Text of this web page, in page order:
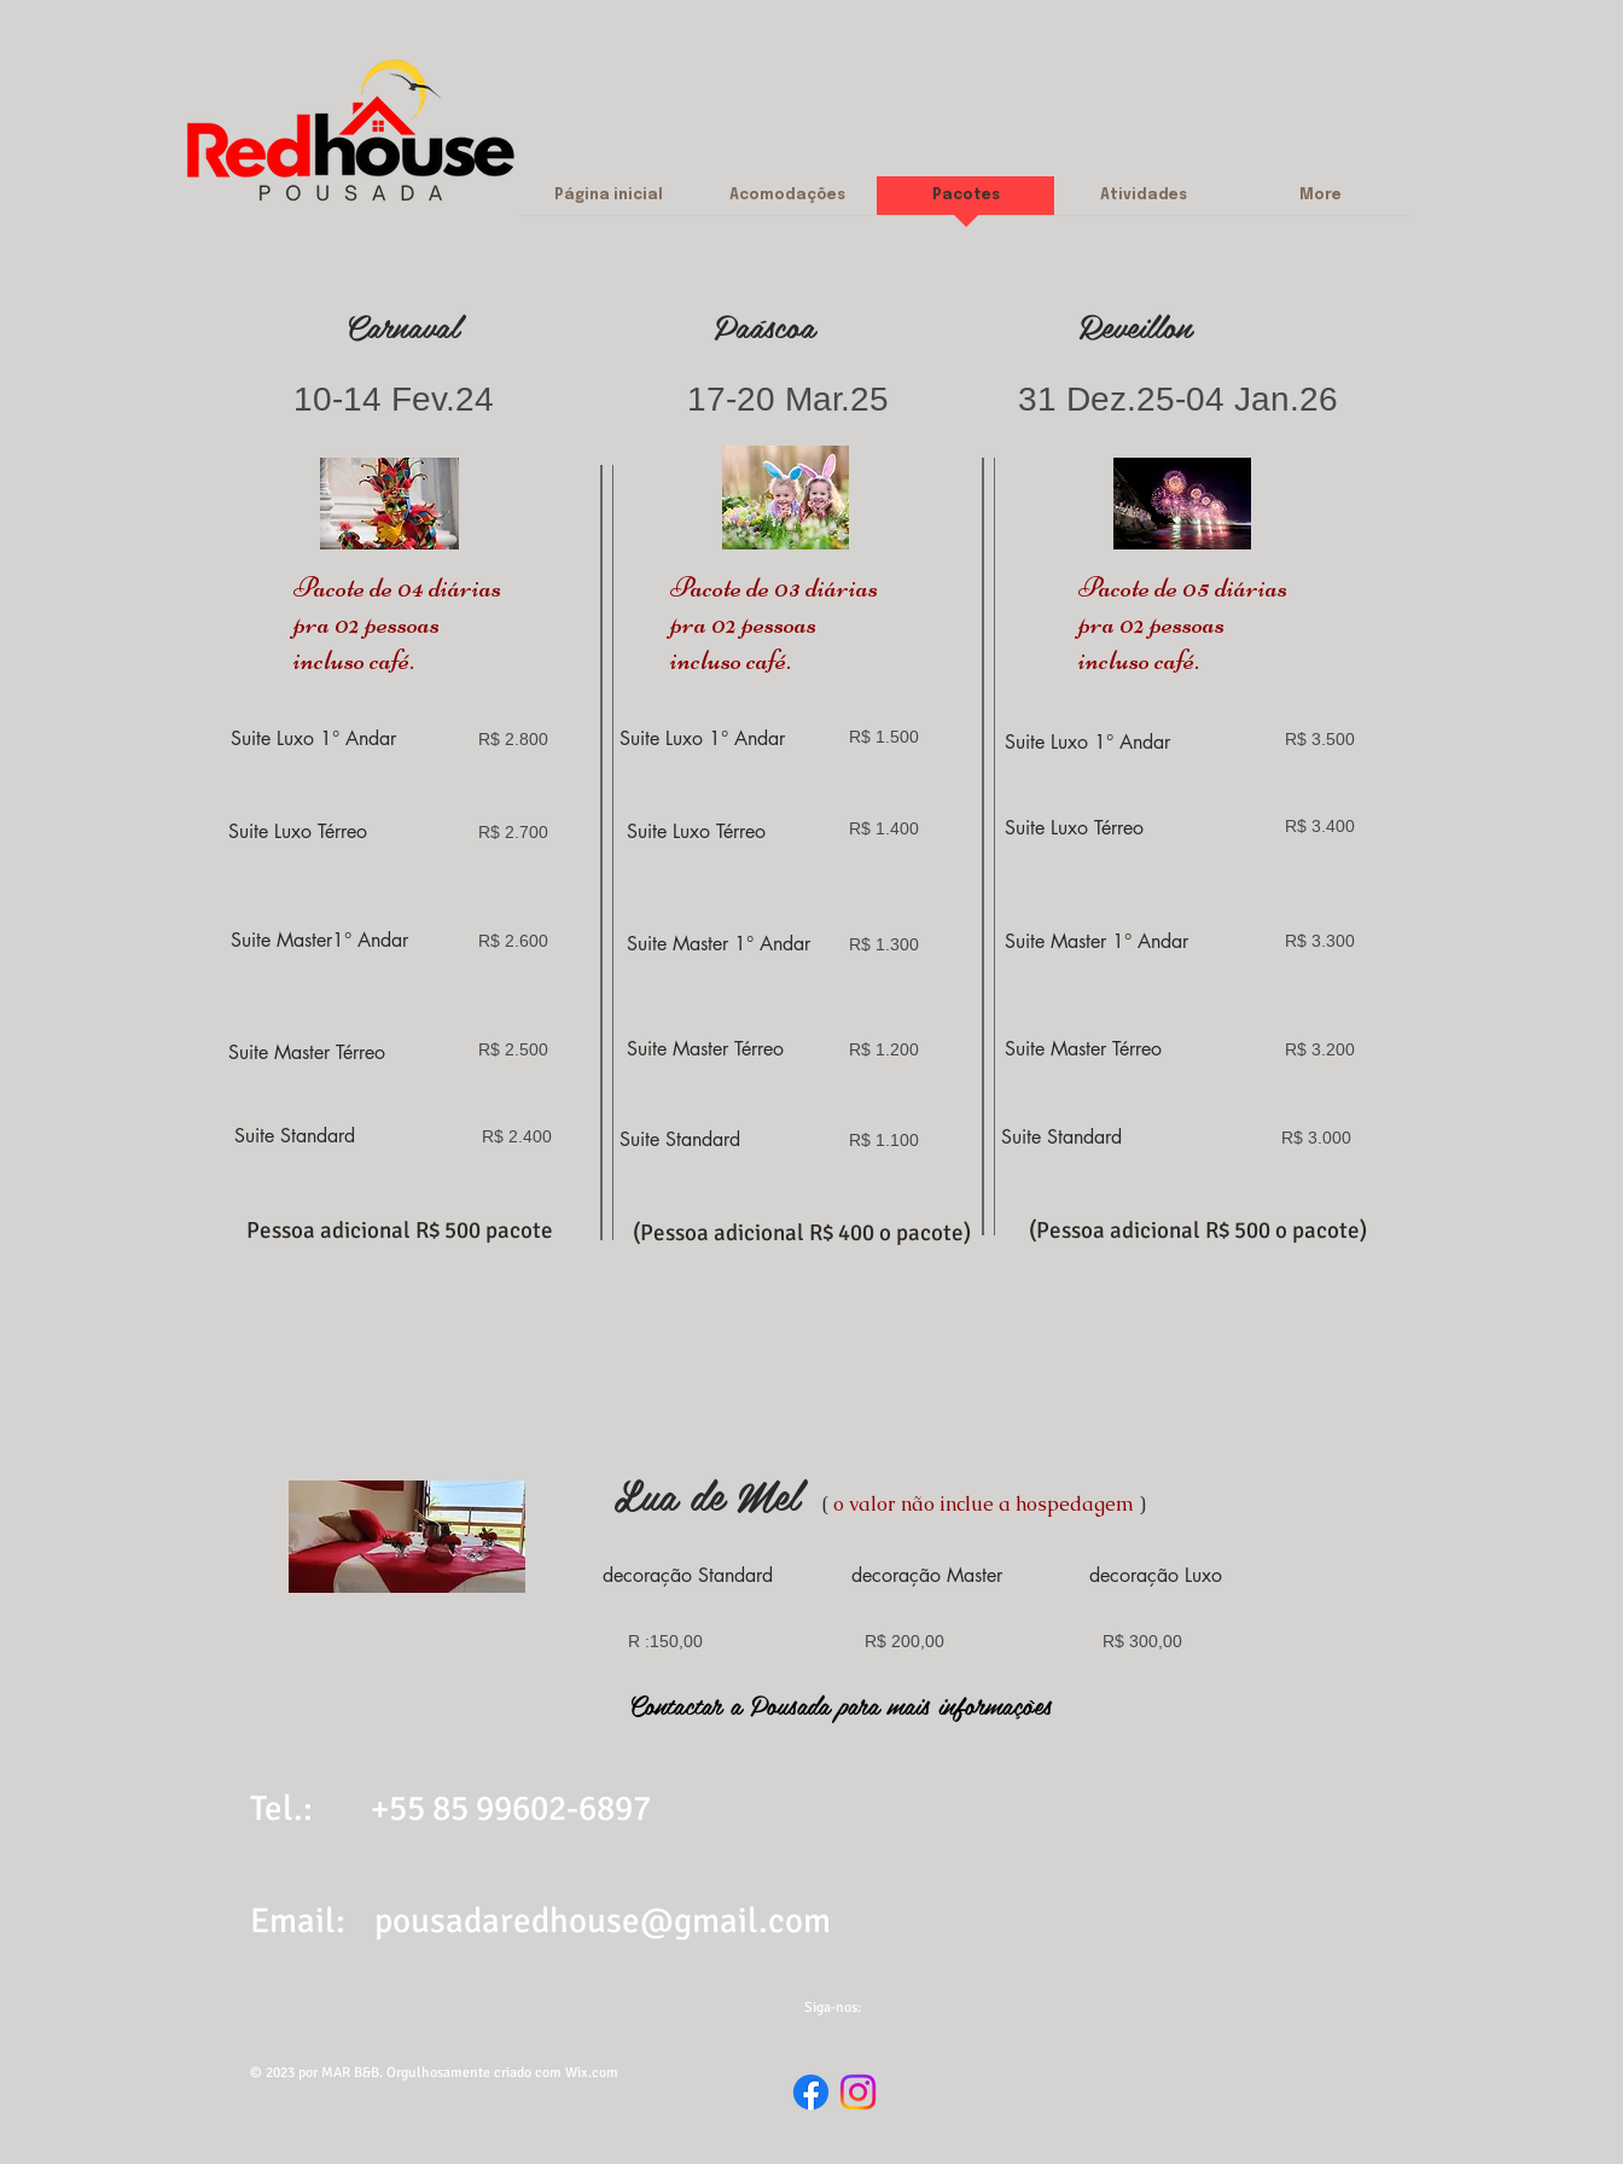
Página inicial Acomodações Pacotes Atividades More
Carnaval Paáscoa Reveillon
10-14 Fev.24 17-20 Mar.25 31 Dez.25-04 Jan.26
Pacote de 04 diárias
pra 02 pessoas
incluso café.
Suite Luxo 1° Andar
Suite Luxo Térreo
R$ 2.800
R$ 2.700
Suite Master1° Andar R$ 2.600
Suite Master Térreo R$ 2.500
Suite Standard R$ 2.400
Pessoa adicional R$ 500 pacote
Pacote de 03 diárias
pra 02 pessoas
incluso café.
Suite Luxo 1° Andar R$ 1.500
Suite Luxo Térreo R$ 1.400
Suite Master 1° Andar R$ 1.300
Suite Master Térreo R$ 1.200
Suite Standard R$ 1.100
Pacote de 05 diárias
pra 02 pessoas
incluso café.
Suite Luxo 1° Andar
Suite Luxo Térreo
Suite Master 1° Andar
Suite Master Térreo
R$ 3.500
R$ 3.400
R$ 3.300
R$ 3.200
Suite Standard R$ 3.000
(Pessoa adicional R$ 400 o pacote) (Pessoa adicional R$ 500 o pacote)
Lua de Mel (o valor não inclue a hospedagem )
decoração Standard decoração Master decoração Luxo
R :150,00 R$ 200,00 R$ 300,00
Contactar a Pousada para mais informações
Tel.: +55 85 99602-6897
Email: pousadaredhouse@gmail.com
Siga-nos:
© 2023 por MAR B&B. Orgulhosamente criado com Wix.com